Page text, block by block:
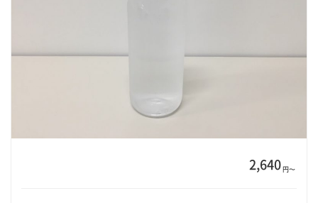
2,640円〜